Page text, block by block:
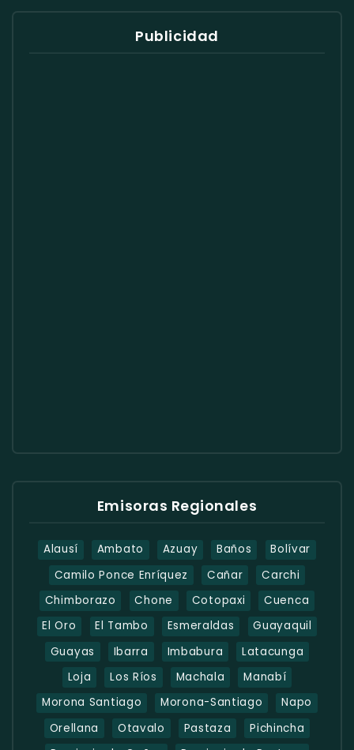
Publicidad
Emisoras Regionales
Alausí Ambato Azuay Baños
Bolívar
Camilo Ponce Enríquez
Cañar
Carchi
Chimborazo
Chone Cotopaxi
Cuenca
El Oro
El Tambo Esmeraldas
Guayaquil
Guayas
Ibarra Imbabura
Latacunga
Loja
Los Ríos Machala
Manabí
Morona Santiago
Morona-Santiago
Napo
Orellana
Otavalo Pastaza
Pichincha